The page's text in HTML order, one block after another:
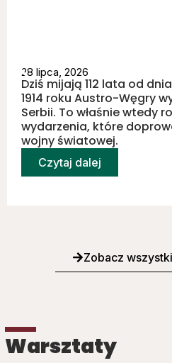
28 lipca, 2026
Dziś mijają 112 lata od
1914 roku Austro-Węgry
Serbii. To właśnie wtedy
wydarzenia, które
wojny światowej.
Czytaj dalej
Zobacz
Warsztaty